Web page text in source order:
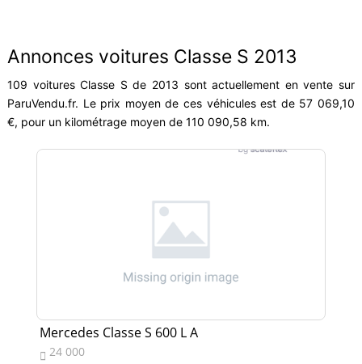
Annonces voitures Classe S 2013
109 voitures Classe S de 2013 sont actuellement en vente sur
ParuVendu.fr. Le prix moyen de ces véhicules est de 57 069,10
€, pour un kilométrage moyen de 110 090,58 km.
Mercedes Classe S 600 L A
 24 000